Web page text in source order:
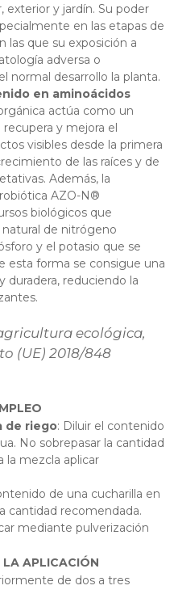
y jardín. Su poder
en las etapas de
las que su exposición a
adversa o
normal desarrollo la planta.
en aminoácidos
actúa como un
y mejora el
visibles desde la primera
de las raíces y de
Además, la
AZO-N®
biológicos que
de nitrógeno
y el potasio que se
esta forma se consigue una
duradera, reduciendo la
ecológica,
(UE) 2018/848
de riego: Diluir el contenido
No sobrepasar la cantidad
la mezcla aplicar
de una cucharilla en
cantidad recomendada.
mediante pulverización
LA APLICACIÓN
de dos a tres